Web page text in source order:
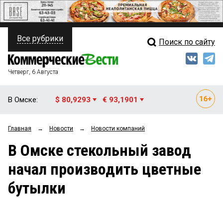
ПОЛИТИКА
ФИНАНСЫ
ОБЩЕСТВО
ЗАКОН
НОВОСТИ КОМПАНИЙ
Свежий выпуск
Мнения
Рейтинги
Блоги
Все рубрики Поиск по сайту
Четверг, 6 Августа
В Омске: $ 80,9293 € 93,1901
Главная → Новости → Новости компаний
В Омске стекольный завод
начал производить цветные
бутылки